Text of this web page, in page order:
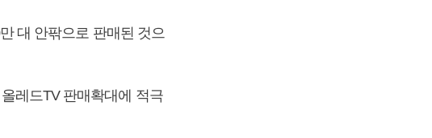
대 안팎으로 판매된 것으
레드TV 판매확대에 적극